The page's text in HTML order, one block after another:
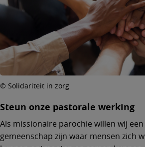
© Solidariteit in zorg
Steun onze pastorale werking
Als missionaire parochie willen wij
gemeenschap zijn waar mensen zich